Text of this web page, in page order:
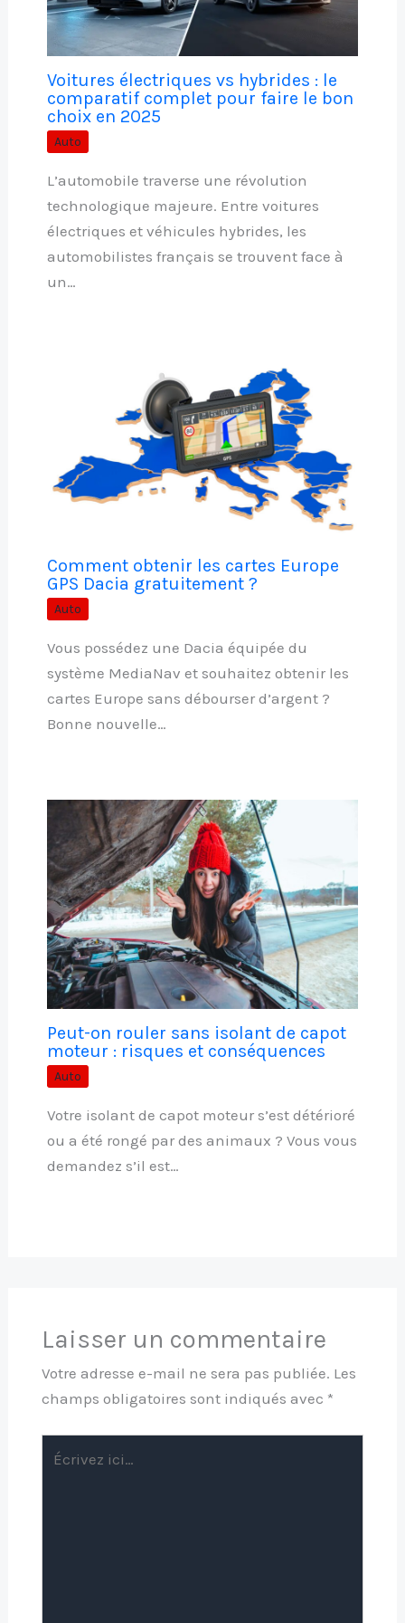
Voitures électriques vs hybrides : le
comparatif complet pour faire le bon
choix en 2025
Auto
L’automobile traverse une révolution
technologique majeure. Entre voitures
électriques et véhicules hybrides, les
automobilistes français se trouvent face à
un…
Comment obtenir les cartes Europe
GPS Dacia gratuitement ?
Auto
Vous possédez une Dacia équipée du
système MediaNav et souhaitez obtenir les
cartes Europe sans débourser d’argent ?
Bonne nouvelle…
Peut-on rouler sans isolant de capot
moteur : risques et conséquences
Auto
Votre isolant de capot moteur s’est détérioré
ou a été rongé par des animaux ? Vous vous
demandez s’il est…
Laisser un commentaire
Votre adresse e-mail ne sera pas publiée. Les
champs obligatoires sont indiqués avec *